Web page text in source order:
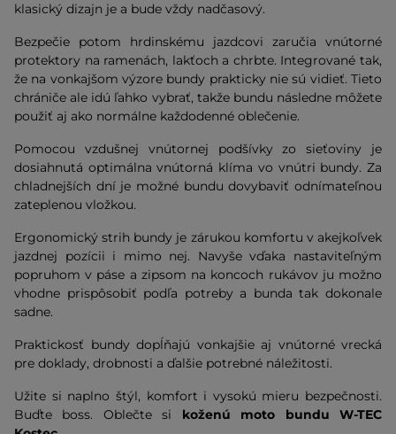
klasický dizajn je a bude vždy nadčasový.
Bezpečie potom hrdinskému jazdcovi zaručia vnútorné
protektory na ramenách, lakťoch a chrbte. Integrované tak,
že na vonkajšom výzore bundy prakticky nie sú vidieť. Tieto
chrániče ale idú ľahko vybrať, takže bundu následne môžete
použiť aj ako normálne každodenné oblečenie.
Pomocou vzdušnej vnútornej podšívky zo sieťoviny je
dosiahnutá optimálna vnútorná klíma vo vnútri bundy. Za
chladnejších dní je možné bundu dovybaviť odnímateľnou
zateplenou vložkou.
Ergonomický strih bundy je zárukou komfortu v akejkoľvek
jazdnej pozícii i mimo nej. Navyše vďaka nastaviteľným
popruhom v páse a zipsom na koncoch rukávov ju možno
vhodne prispôsobiť podľa potreby a bunda tak dokonale
sadne.
Praktickosť bundy dopĺňajú vonkajšie aj vnútorné vrecká
pre doklady, drobnosti a ďalšie potrebné náležitosti.
Užite si naplno štýl, komfort i vysokú mieru bezpečnosti.
Buďte boss. Oblečte si koženú moto bundu W-TEC